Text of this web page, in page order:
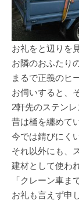
お礼をと辺りを
お隣のおふたり
まるで正義のヒ
お伺いすると、
2軒先のステンレ
昔は桶を纏めて
今では錆びにく
それ以外にも、
建材として使わ
「クレーン車ま
お礼も言えず申